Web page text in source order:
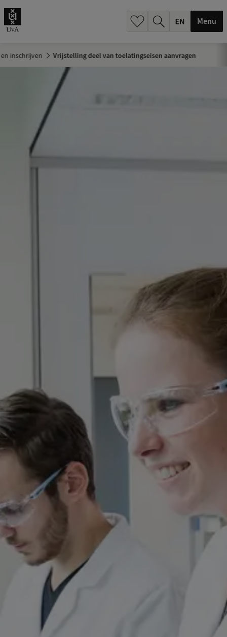
Menu
inschrijven Vrijstelling deel van toelatingseisen aanvragen